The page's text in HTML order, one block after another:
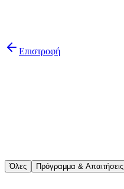
Επιστροφή
Όλες Πρόγραμμα & Απαιτήσεις